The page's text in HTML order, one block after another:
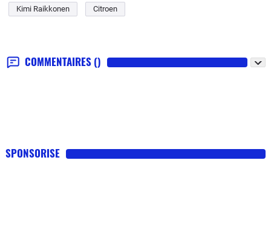
Kimi Raikkonen Citroen
COMMENTAIRES ()
SPONSORISE